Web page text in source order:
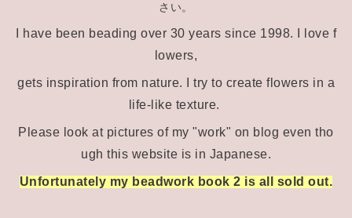
さい。
I have been beading over 30 years since 1998.
I love f
lowers,
gets inspiration from nature.
I try to create flowers in a
life-like texture.
Please look at pictures of my "work" on blog even tho
ugh this website is in Japanese.
Unfortunately my beadwork book 2 is all sold out.